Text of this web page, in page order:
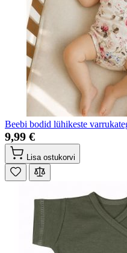
Beebi bodid lühikeste
9,99 €
Lisa ostukorvi